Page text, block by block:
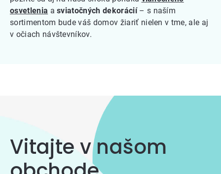
osvetlenia asviatočných dekorácií– s naším
sortimentom bude váš domov žiariť nielen v tme, ale aj
v očiach návštevníkov.
Vitajte v našom